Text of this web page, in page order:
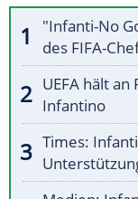
"Infanti-No
des FIFA-
UEFA hält an
Infantino
Times: